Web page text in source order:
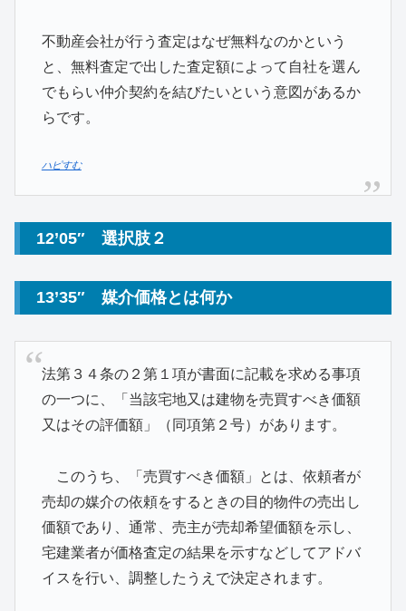
不動産会社が行う査定はなぜ無料なのかという
と、無料査定で出した査定額によって自社を選ん
でもらい仲介契約を結びたいという意図があるか
らです。
ハピすむ
12’05″ 選択肢２
13’35″ 媒介価格とは何か
法第３４条の２第１項が書面に記載を求める事項
の一つに、「当該宅地又は建物を売買すべき価額
又はその評価額」（同項第２号）があります。
このうち、「売買すべき価額」とは、依頼者が
売却の媒介の依頼をするときの目的物件の売出し
価額であり、通常、売主が売却希望価額を示し、
宅建業者が価格査定の結果を示すなどしてアドバ
イスを行い、調整したうえで決定されます。